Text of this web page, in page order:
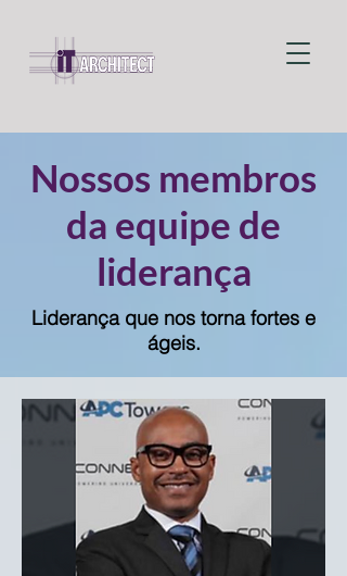
Nossos membros
da equipe de
liderança
Liderança que nos torna fortes e
ágeis.